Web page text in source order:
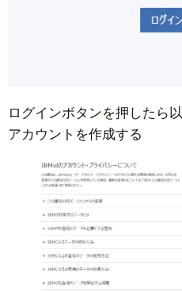
ログインボタンを押したら
アカウントを作成する